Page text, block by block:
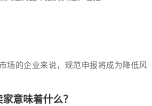
场的企业来说，规范申报将成为降低风
意味着什么？